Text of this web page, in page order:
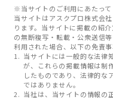
※当サイトのご利用にあたって
当サイトはアスクプロ株式会
ります。当サイトに掲載の紹
の無断複写・転載・公衆送信
利用された場合、以下の免責
当サイトには一般的な法律
が、これらの掲載情報は制
したものであり、法律的な
ではありません。
当社は、当サイトの情報の